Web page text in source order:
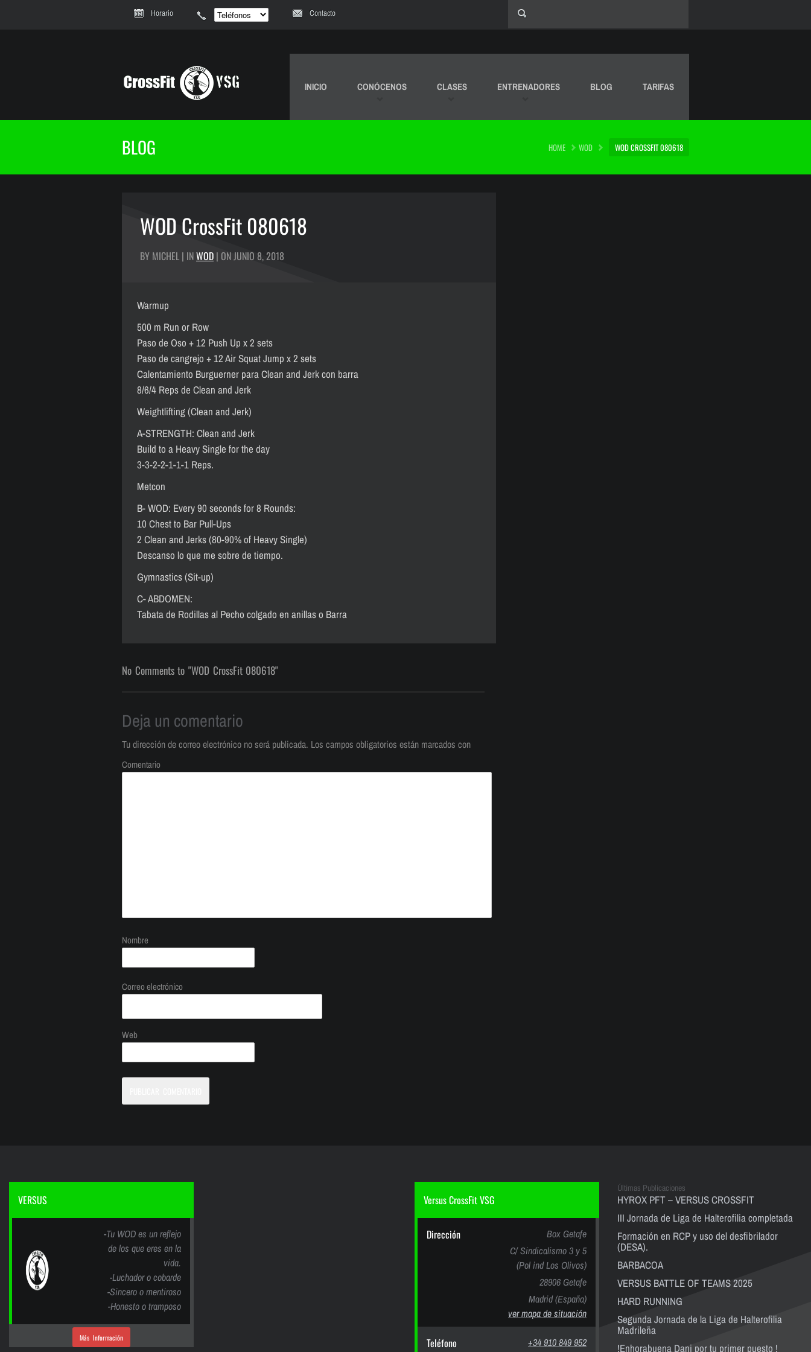
Horario Contacto
INICIO CONÓCENOS CLASES ENTRENADORES BLOG TARIFAS
BLOG HOME WOD WOD CROSSFIT 080618
WOD CrossFit 080618
BY MICHEL | INWOD | ON JUNIO 8, 2018
Warmup
500 m Run or Row
Paso de Oso + 12 Push Up x 2 sets
Paso de cangrejo + 12 Air Squat Jump x 2 sets
Calentamiento Burguerner para Clean and Jerk con barra
8/6/4 Reps de Clean and Jerk
Weightlifting (Clean and Jerk)
A-STRENGTH: Clean and Jerk
Build to a Heavy Single for the day
3-3-2-2-1-1-1 Reps.
Metcon
B- WOD: Every 90 seconds for 8 Rounds:
10 Chest to Bar Pull-Ups
2 Clean and Jerks (80-90% of Heavy Single)
Descanso lo que me sobre de tiempo.
Gymnastics (Sit-up)
C- ABDOMEN:
Tabata de Rodillas al Pecho colgado en anillas o Barra
No Comments to "WOD CrossFit 080618"
Deja un comentario
Tu dirección de correo electrónico no será publicada. Los campos obligatorios están marcados con
Comentario
Nombre
Correo electrónico
Web
VERSUS
-Tu WOD es un reflejo
de los que eres en la
vida.
-Luchador o cobarde
-Sincero o mentiroso
-Honesto o tramposo
Más Información
Versus CrossFit VSG
Dirección
Box Getafe
C/ Sindicalismo 3 y 5
(Pol ind Los Olivos)
28906 Getafe
Madrid (España)
ver mapa de situación
Teléfono +34 910 849 952
Últimas Publicaciones
HYROX PFT – VERSUS CROSSFIT
III Jornada de Liga de Halterofilia completada
Formación en RCP y uso del desfibrilador
(DESA).
BARBACOA
VERSUS BATTLE OF TEAMS 2025
HARD RUNNING
Segunda Jornada de la Liga de Halterofilia
Madrileña
!Enhorabuena Dani por tu primer puesto !